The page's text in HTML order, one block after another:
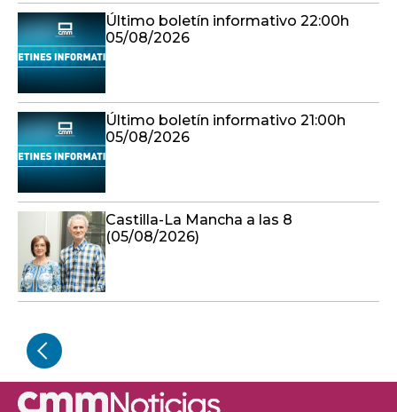
Último boletín informativo 22:00h
05/08/2026
Último boletín informativo 21:00h
05/08/2026
Castilla-La Mancha a las 8
(05/08/2026)